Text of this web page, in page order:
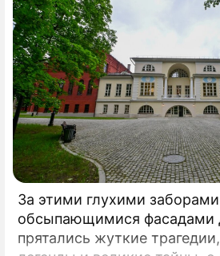
За этими глухими
обсыпающимися фасадами
прятались жуткие